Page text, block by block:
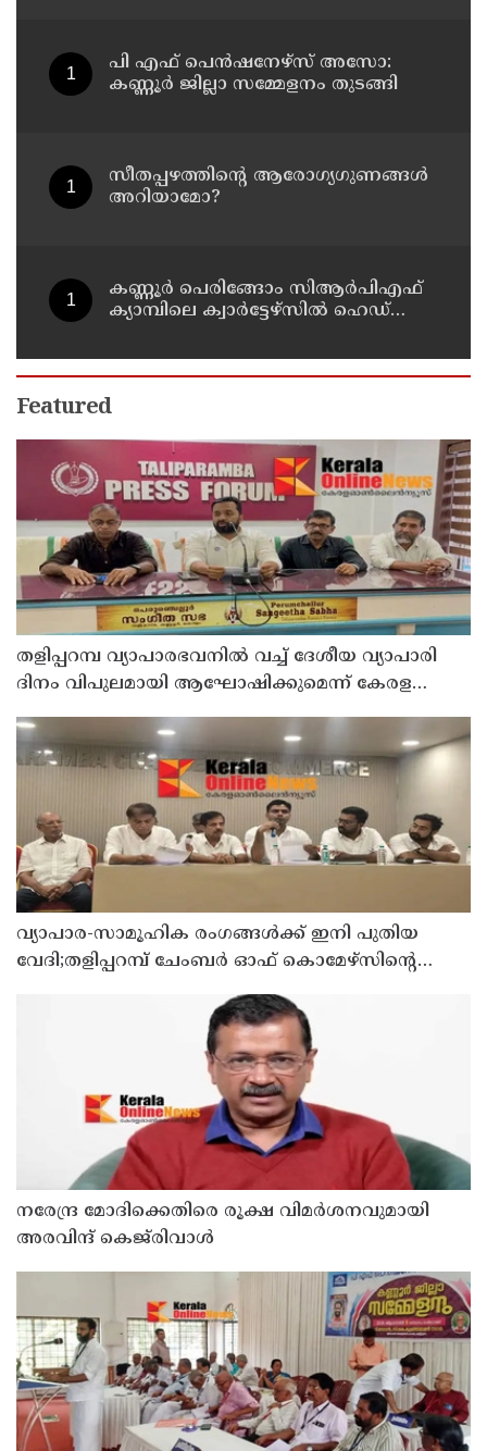
പി എഫ് പെൻഷനേഴ്സ് അസോ:
കണ്ണൂർ ജില്ലാ സമ്മേളനം തുടങ്ങി
സീതപ്പഴത്തിന്റെ ആരോഗ്യഗുണങ്ങൾ
അറിയാമോ?
കണ്ണൂര്‍ പെരിങ്ങോം സിആര്‍പിഎഫ്
ക്യാമ്പിലെ ക്വാര്‍ട്ടേഴ്സില്‍ ഹെഡ്
കണ്ടെത്തി
Featured
തളിപ്പറമ്പ വ്യാപാരഭവനിൽ വച്ച് ദേശീയ വ്യാപാരി
ദിനം വിപുലമായി ആഘോഷിക്കുമെന്ന് കേരള
യൂണിറ്റ് ഭാരവാഹികൾ
വ്യാപാര-സാമൂഹിക രംഗങ്ങൾക്ക് ഇനി പുതിയ
വേദി;തളിപ്പറമ്പ് ചേംബർ ഓഫ് കൊമേഴ്‌സിന്റെ
നരേന്ദ്ര മോദിക്കെതിരെ രൂക്ഷ വിമർശനവുമായി
അരവിന്ദ് കെജ്‌രിവാൾ